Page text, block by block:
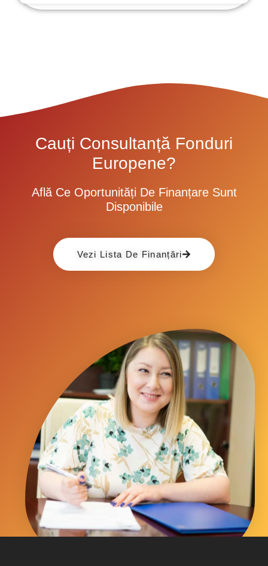
Cauți Consultanță Fonduri
Europene?
Află Ce Oportunități De Finanțare Sunt
Disponibile
Vezi Lista De Finanțări